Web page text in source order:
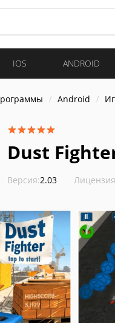
IOS ANDROID
Android
Dust
Версия:2.03